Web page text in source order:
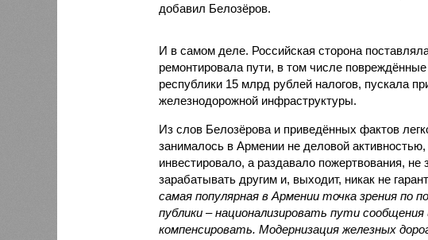
добавил Белозёров.
И в самом деле. Российская сторона
ремонтировала пути, в том числе
республики 15 млрд рублей налогов, пускала
железнодорожной инфраструктуры.
Из слов Белозёрова и приведённых фактов
занималось в Армении не деловой
инвестировало, а раздавало пожертвования,
зарабатывать другим и, выходит, никак не
самая популярная в Армении точка зрения по
публики – национализировать пути
компенсировать. Модернизация железных